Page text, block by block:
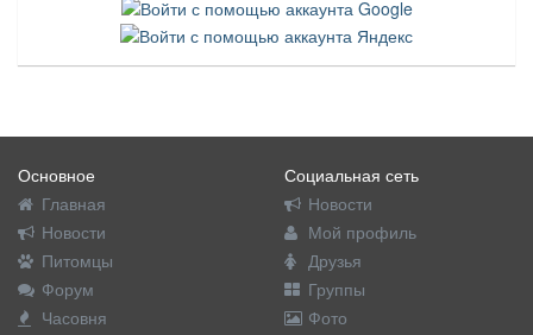
Основное
Главная
Новости
Питомцы
Форум
Часовня
Социальная сеть
Новости
Мой профиль
Друзья
Группы
Фото